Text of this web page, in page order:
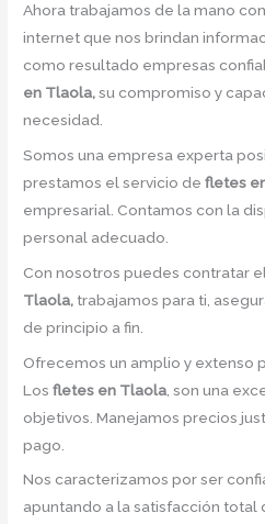
Ahora trabajamos de la mano
internet que nos brindan
como resultado empresas
en Tlaola,su compromiso y
necesidad.
Somos una empresa experta
prestamos el servicio defletes
empresarial. Contamos con la
personal adecuado.
Con nosotros puedes contratar
Tlaola, trabajamos para ti,
de principio a fin.
Ofrecemos un amplio y extenso
Losfletes en Tlaola , son una
objetivos. Manejamos precios
pago.
Nos caracterizamos por ser
apuntando a la satisfacción total